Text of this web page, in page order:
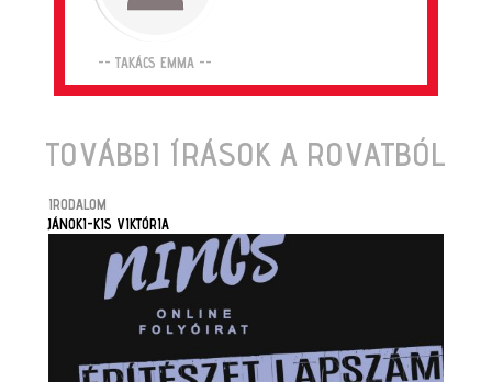
-- TAKÁCS EMMA --
TOVÁBBI ÍRÁSOK A ROVATBÓL
IRODALOM
JÁNOKI-KIS VIKTÓRIA